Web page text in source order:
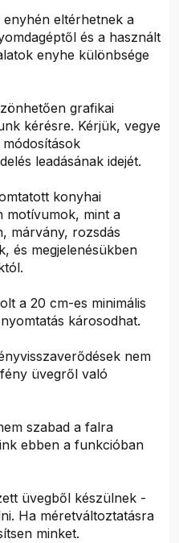
eltérhetnek a
és a használt
enyhe különbsége
grafikai
kérésre. Kérjük, vegye
leadásának idejét.
konyhai
motívumok, mint a
márvány, rozsdás
és megjelenésükben
a 20 cm-es minimális
károsodhat.
nem
üvegről való
szabad a falra
ebben a funkcióban
üvegből készülnek -
Ha méretváltoztatásra
minket.